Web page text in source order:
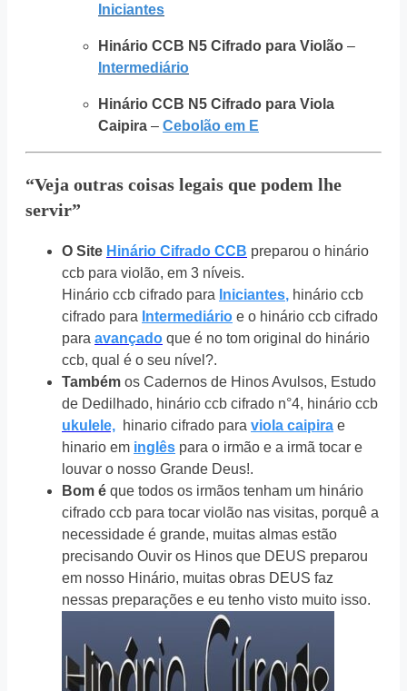
Iniciantes
Hinário CCB N5 Cifrado para Violão –
Intermediário
Hinário CCB N5 Cifrado para Viola
Caipira – Cebolão em E
“Veja outras coisas legais que podem lhe
servir”
O Site Hinário Cifrado CCB preparou o hinário
ccb para violão, em 3 níveis.
Hinário ccb cifrado para Iniciantes, hinário ccb
cifrado para Intermediário e o hinário ccb cifrado
para avançado que é no tom original do hinário
ccb, qual é o seu nível?.
Também os Cadernos de Hinos Avulsos, Estudo
de Dedilhado, hinário ccb cifrado n°4, hinário ccb
ukulele, hinario cifrado para viola caipira e
hinario em inglês para o irmão e a irmã tocar e
louvar o nosso Grande Deus!.
Bom é que todos os irmãos tenham um hinário
cifrado ccb para tocar violão nas visitas, porquê a
necessidade é grande, muitas almas estão
precisando Ouvir os Hinos que DEUS preparou
em nosso Hinário, muitas obras DEUS faz
nessas preparações e eu tenho visto muito isso.